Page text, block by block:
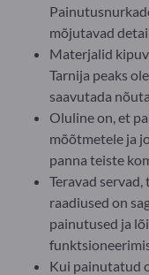
mõjutavad
Materjalid
Tarnija peaks
saavutada
Oluline on, et
mõõtmetele ja
panna teiste
Teravad
raadiused on
painutused ja
Kui painutatud